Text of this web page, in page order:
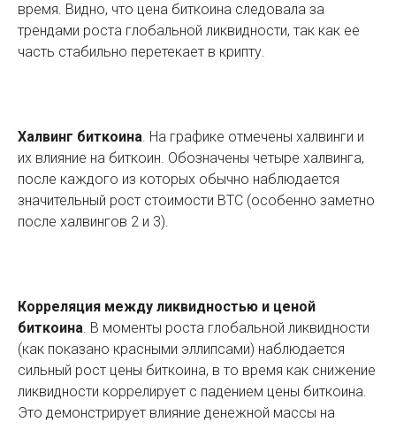
время. Видно, что цена биткоина следовала за
трендами роста глобальной ликвидности, так как ее
часть стабильно перетекает в крипту.
Халвинг биткоина. На графике отмечены халвинги и
их влияние на биткоин. Обозначены четыре халвинга,
после каждого из которых обычно наблюдается
значительный рост стоимости BTC (особенно заметно
после халвингов 2 и 3).
Корреляция между ликвидностью и ценой
биткоина. В моменты роста глобальной ликвидности
(как показано красными эллипсами) наблюдается
сильный рост цены биткоина, в то время как снижение
ликвидности коррелирует с падением цены биткоина.
Это демонстрирует влияние денежной массы на